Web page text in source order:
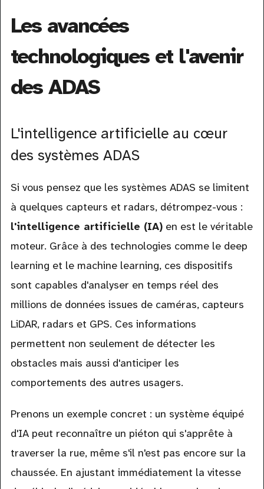
Les avancées
technologiques et l'avenir
des ADAS
L'intelligence artificielle au cœur
des systèmes ADAS
Si vous pensez que les systèmes ADAS se limitent
à quelques capteurs et radars, détrompez-vous :
l'intelligence artificielle (IA)en est le véritable
moteur. Grâce à des technologies comme le deep
learning et le machine learning, ces dispositifs
sont capables d'analyser en temps réel des
millions de données issues de caméras, capteurs
LiDAR, radars et GPS. Ces informations
permettent non seulement de détecter les
obstacles mais aussi d'anticiper les
comportements des autres usagers.
Prenons un exemple concret : un système équipé
d'IA peut reconnaître un piéton qui s'apprête à
traverser la rue, même s'il n'est pas encore sur la
chaussée. En ajustant immédiatement la vitesse